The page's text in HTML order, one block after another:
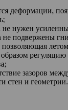
деформации,
не нужен
не подвержены
зазоров
стен и геометрии.